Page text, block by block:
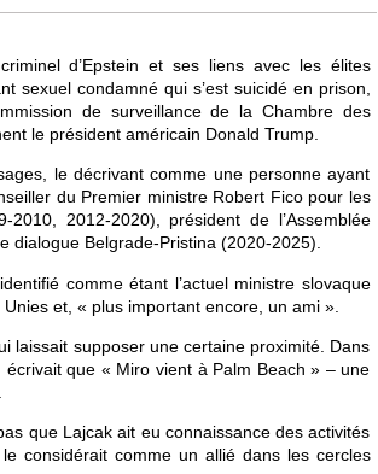
d’Epstein et ses liens avec les élites
sexuel condamné qui s’est suicidé en prison,
de surveillance de la Chambre des
le président américain Donald Trump.
le décrivant comme une personne ayant
du Premier ministre Robert Fico pour les
2012-2020), président de l’Assemblée
dialogue Belgrade-Pristina (2020-2025).
comme étant l’actuel ministre slovaque
et, « plus important encore, un ami ».
laissait supposer une certaine proximité. Dans
que « Miro vient à Palm Beach » – une
que Lajcak ait eu connaissance des activités
considérait comme un allié dans les cercles